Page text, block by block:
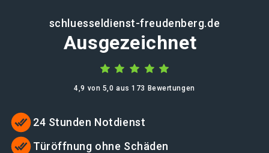
schluesseldienst-freudenberg.de
Ausgezeichnet
4,9 von 5,0 aus 173 Bewertungen
24 Stunden Notdienst
Türöffnung ohne Schäden